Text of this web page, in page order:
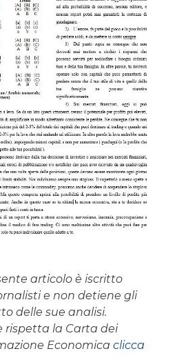
articolo è iscritto
e non detiene gli
delle sue analisi.
rispetta la Carta dei
Economica clicca